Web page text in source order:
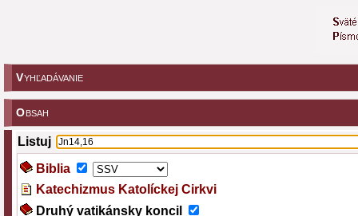
VYHĽADÁVANIE
OBSAH
Listuj